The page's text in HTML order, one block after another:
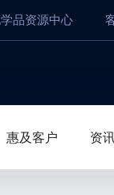
品资源中心
惠及客户 资